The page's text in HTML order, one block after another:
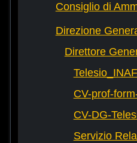
Consiglio di
Direzione
Direttore
CV-prof-
CV-DG-
Servizio